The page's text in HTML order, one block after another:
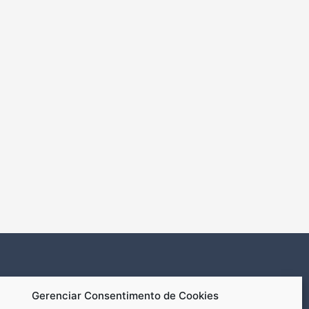
Gerenciar Consentimento de Cookies